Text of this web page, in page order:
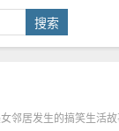
居发生的搞笑生活故